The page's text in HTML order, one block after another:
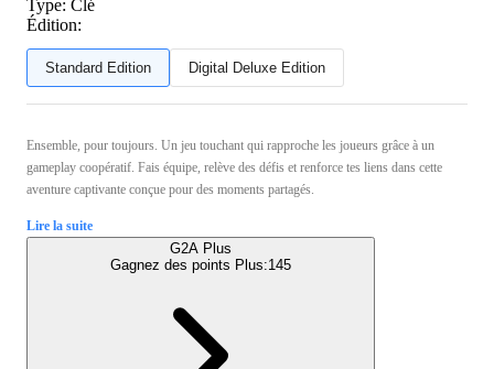
Type: Clé
Édition:
Standard Edition Digital Deluxe Edition
Ensemble, pour toujours. Un jeu touchant qui rapproche les joueurs grâce à un
gameplay coopératif. Fais équipe, relève des défis et renforce tes liens dans cette
aventure captivante conçue pour des moments partagés.
Lire la suite
G2A Plus
Gagnez des points Plus:145